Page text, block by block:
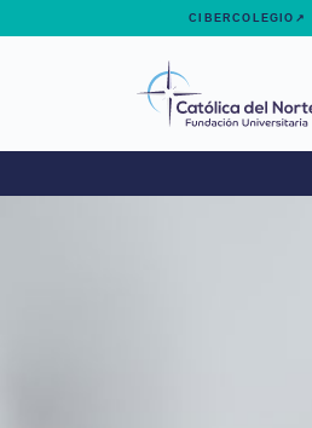
CIBERCOLEGIO↗